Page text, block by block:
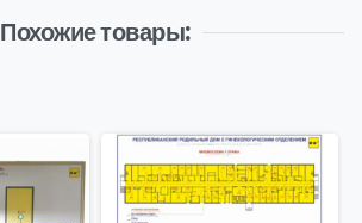
Похожие товары: